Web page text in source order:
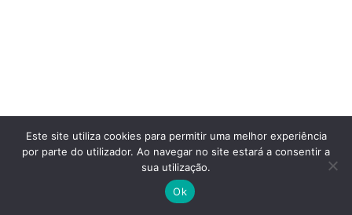
Este site utiliza cookies para permitir uma melhor experiência
por parte do utilizador. Ao navegar no site estará a consentir a
sua utilização.
Ok